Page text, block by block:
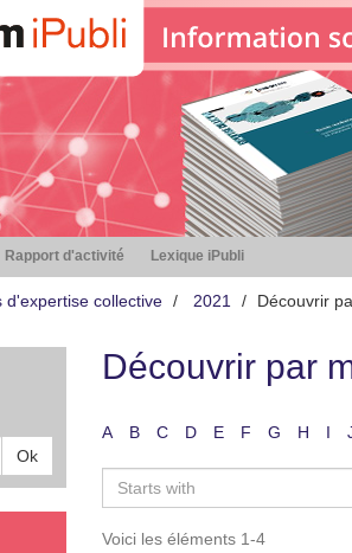
Rapport d'activité Lexique iPubli
d'expertise collective 2021 Découvrir
Ok
Découvrir par
A B C D E F G H I
Voici les éléments 1-4